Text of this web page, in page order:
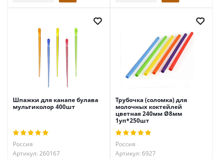
Шпажки для канапе булава
мультиколор 400шт
Россия
Артикул: 260167
Трубочка (соломка) для
молочных коктейлей
цветная 240мм Ø8мм
1уп*250шт
Россия
Артикул: 6927